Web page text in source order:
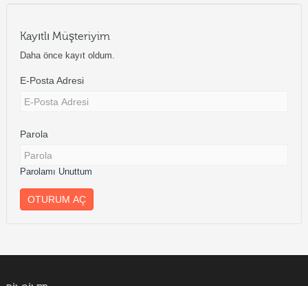
Kayıtlı Müşteriyim
Daha önce kayıt oldum.
E-Posta Adresi
Parola
Parolamı Unuttum